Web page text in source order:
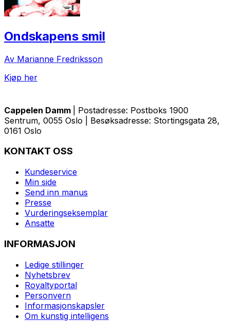
Ondskapens smil
Av Marianne Fredriksson
Kjøp her
Cappelen Damm
| Postadresse: Postboks 1900
Sentrum, 0055 Oslo | Besøksadresse: Stortingsgata 28,
0161 Oslo
KONTAKT OSS
Kundeservice
Min side
Send inn manus
Presse
Vurderingseksemplar
Ansatte
INFORMASJON
Ledige stillinger
Nyhetsbrev
Royaltyportal
Personvern
Informasjonskapsler
Om kunstig intelligens